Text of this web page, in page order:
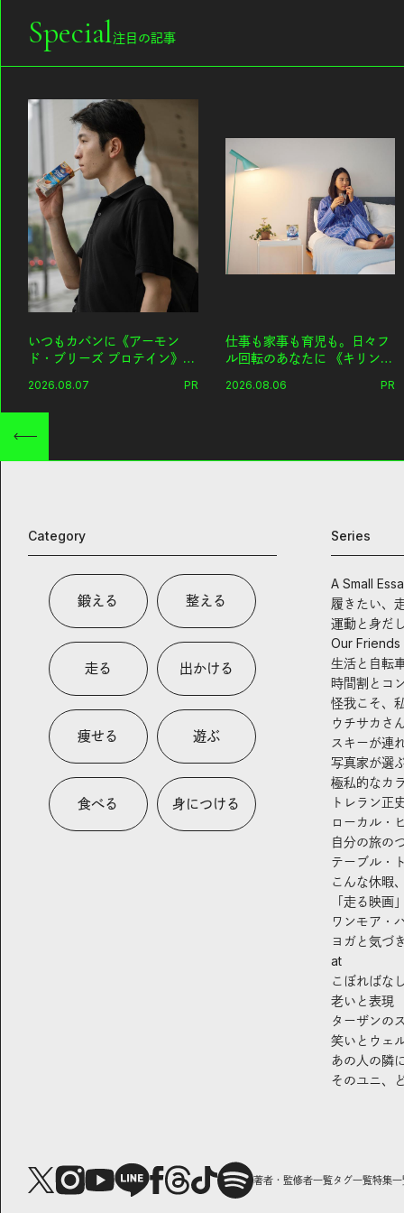
Special注目の記事
いつもカバンに《アーモン
ド・ブリーズ プロテイン》
ィショニング習慣。
2026.08.07 PR
仕事も家事も育児も。日々フ
ル回転のあなたに 《キリン
慣。
2026.08.06 PR
Category
鍛える 整える
走る 出かける
痩せる 遊ぶ
食べる 身につける
Series
A Small
履きたい、
運動と身だ
Our Friends
生活と自転
時間割とコ
怪我こそ、
ウチサカさ
スキーが連
写真家が選
極私的なカ
トレラン正
ローカル・
自分の旅の
テーブル・
こんな休暇
「走る映画
ワンモア・
ヨガと気づ
at
こぼればな
老いと表現
ターザンの
笑いとウェ
あの人の隣
そのユニ、
著者・監修者一覧タグ一覧特集